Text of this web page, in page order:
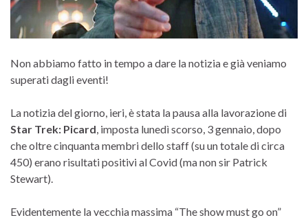
Non abbiamo fatto in tempo a dare la notizia e già veniamo
superati dagli eventi!
La notizia del giorno, ieri, è stata la pausa alla lavorazione di
Star Trek: Picard, imposta lunedì scorso, 3 gennaio, dopo
che oltre cinquanta membri dello staff (su un totale di circa
450) erano risultati positivi al Covid (ma non sir Patrick
Stewart).
Evidentemente la vecchia massima “The show must go on”